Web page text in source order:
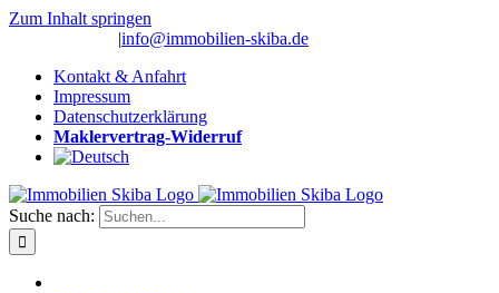
Zum Inhalt springen
|info@immobilien-skiba.de
Kontakt & Anfahrt
Impressum
Datenschutzerklärung
Maklervertrag-Widerruf
Suche nach: